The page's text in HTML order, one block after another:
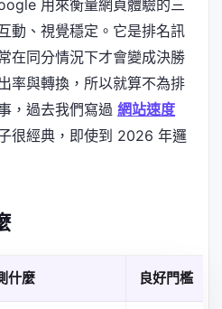
用來衡量網頁體驗的三
動、視覺穩定。它是排名訊
在同分情況下才會變成決勝
率與轉換，所以就算不為排
，過去我們寫過 網站速度
很經典，即使到 2026 年邏
什麼 良好門檻